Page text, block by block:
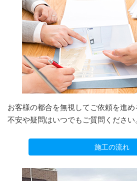
お客様の都合を無視してご依頼を進め
不安や疑問はいつでもご質問ください
施工の流れ